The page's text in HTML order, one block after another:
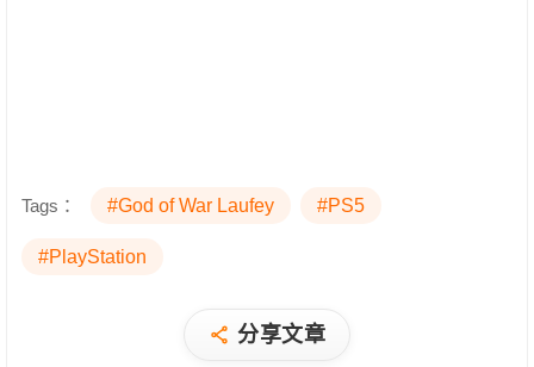
Tags： #God of War Laufey #PS5
#PlayStation
分享文章